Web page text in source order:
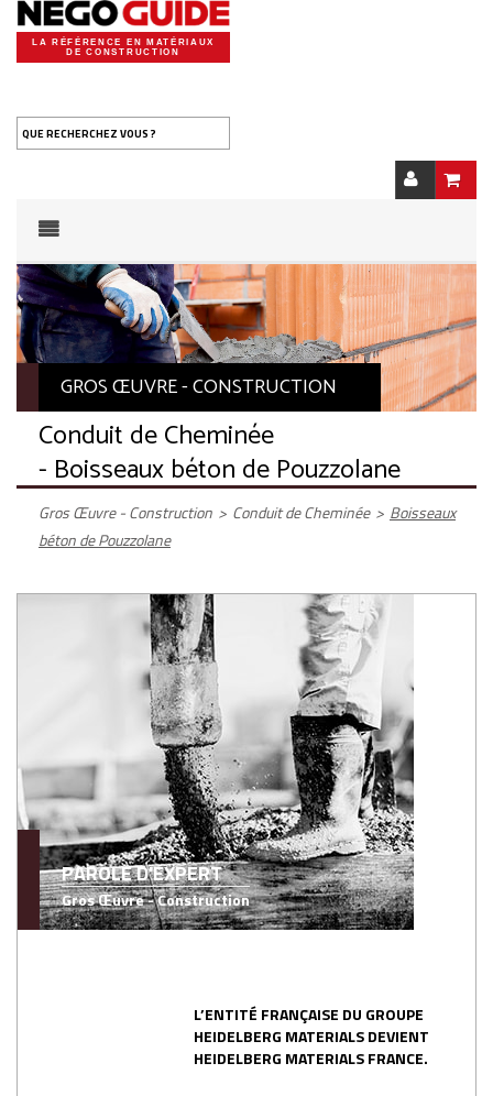
LA RÉFÉRENCE EN MATÉRIAUX
DE CONSTRUCTION
QUE RECHERCHEZ VOUS ?
GROS ŒUVRE - CONSTRUCTION
Conduit de Cheminée
- Boisseaux béton de Pouzzolane
Gros Œuvre - Construction > Conduit de Cheminée > Boisseaux
béton de Pouzzolane
PAROLE D'EXPERT
Gros Œuvre - Construction
L’ENTITÉ FRANÇAISE DU GROUPE
HEIDELBERG MATERIALS DEVIENT
HEIDELBERG MATERIALS FRANCE.